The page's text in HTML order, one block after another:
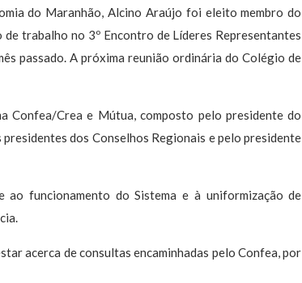
do Maranhão, Alcino Araújo foi eleito membro do
trabalho no 3º Encontro de Líderes Representantes
passado. A próxima reunião ordinária do Colégio de
Confea/Crea e Mútua, composto pelo presidente do
dos Conselhos Regionais e pelo presidente
funcionamento do Sistema e à uniformização de
acerca de consultas encaminhadas pelo Confea, por